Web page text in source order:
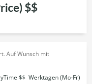
$$
Auf Wunsch mit
$$ Werktagen (Mo-Fr)